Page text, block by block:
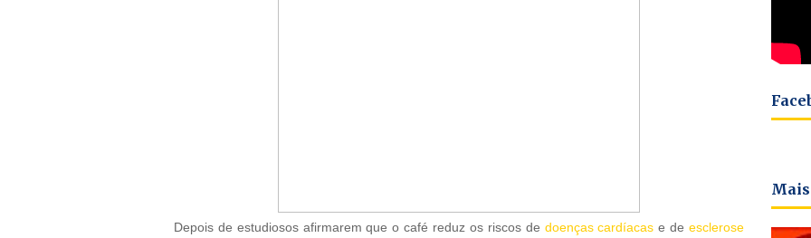
Depois de estudiosos afirmarem que o café reduz os riscos de doenças cardíacas e deesclerose